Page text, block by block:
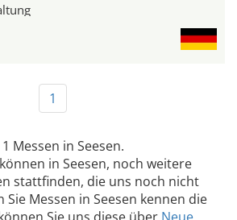
1
Messen in Seesen.
in Seesen, noch weitere
stattfinden, die uns noch nicht
Sie Messen in Seesen kennen die